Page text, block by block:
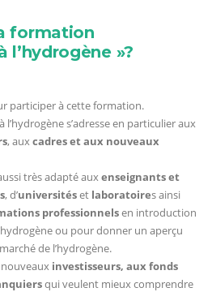
formation
l’hydrogène »?
participer à cette formation.
s’adresse en particulier aux
, auxcadres et aux nouveaux
très adapté auxenseignants et
, d’universitéset laboratoires ainsi
professionnelsen introduction
ou pour donner un aperçu
de l’hydrogène.
nouveaux investisseurs, aux fonds
qui veulent mieux comprendre